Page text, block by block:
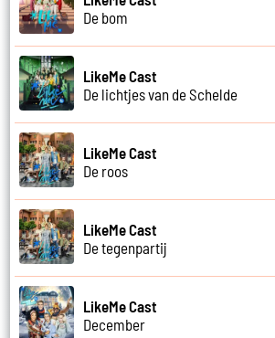
De bom
LikeMe Cast
De lichtjes van de Schelde
LikeMe Cast
De roos
LikeMe Cast
De tegenpartij
LikeMe Cast
December